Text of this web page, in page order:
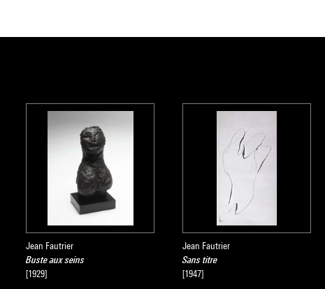
Jean Fautrier
Buste aux seins
[1929]
Jean Fautrier
Sans titre
[1947]